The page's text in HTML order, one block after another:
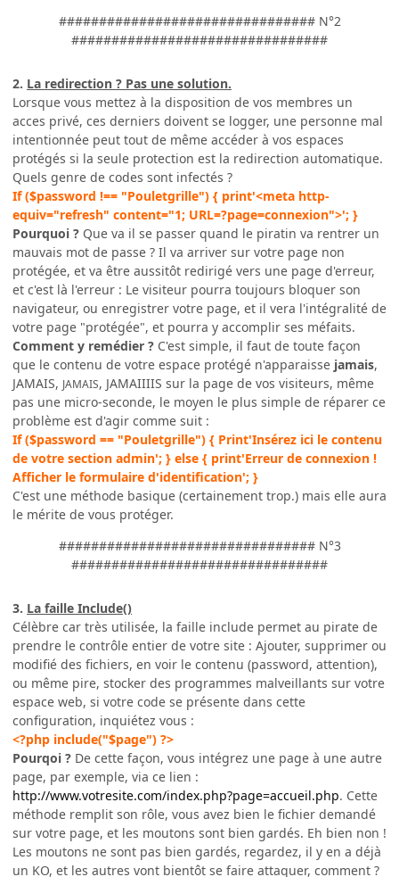
################################ N°2
################################
2. La redirection ? Pas une solution.
Lorsque vous mettez à la disposition de vos membres un
acces privé, ces derniers doivent se logger, une personne mal
intentionnée peut tout de même accéder à vos espaces
protégés si la seule protection est la redirection automatique.
Quels genre de codes sont infectés ?
If ($password !== "Pouletgrille") { print'<meta http-
equiv="refresh" content="1; URL=?page=connexion">'; }
Pourquoi ? Que va il se passer quand le piratin va rentrer un
mauvais mot de passe ? Il va arriver sur votre page non
protégée, et va être aussitôt redirigé vers une page d'erreur,
et c'est là l'erreur : Le visiteur pourra toujours bloquer son
navigateur, ou enregistrer votre page, et il vera l'intégralité de
votre page "protégée", et pourra y accomplir ses méfaits.
Comment y remédier ? C'est simple, il faut de toute façon
que le contenu de votre espace protégé n'apparaisse jamais,
JAMAIS, JAMAIS, JAMAIIIIS sur la page de vos visiteurs, même
pas une micro-seconde, le moyen le plus simple de réparer ce
problème est d'agir comme suit :
If ($password == "Pouletgrille") { Print'Insérez ici le contenu
de votre section admin'; } else { print'Erreur de connexion !
Afficher le formulaire d'identification'; }
C'est une méthode basique (certainement trop.) mais elle aura
le mérite de vous protéger.
################################ N°3
################################
3. La faille Include()
Célèbre car très utilisée, la faille include permet au pirate de
prendre le contrôle entier de votre site : Ajouter, supprimer ou
modifié des fichiers, en voir le contenu (password, attention),
ou même pire, stocker des programmes malveillants sur votre
espace web, si votre code se présente dans cette
configuration, inquiétez vous :
<?php include("$page") ?>
Pourqoi ? De cette façon, vous intégrez une page à une autre
page, par exemple, via ce lien :
http://www.votresite.com/index.php?page=accueil.php. Cette
méthode remplit son rôle, vous avez bien le fichier demandé
sur votre page, et les moutons sont bien gardés. Eh bien non !
Les moutons ne sont pas bien gardés, regardez, il y en a déjà
un KO, et les autres vont bientôt se faire attaquer, comment ?